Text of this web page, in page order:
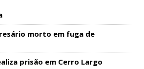
morto em fuga de
prisão em Cerro Largo